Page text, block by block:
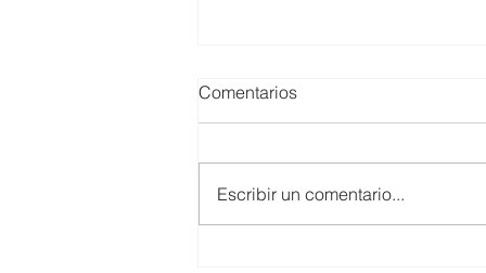
Comentarios
Escribir un comentario...